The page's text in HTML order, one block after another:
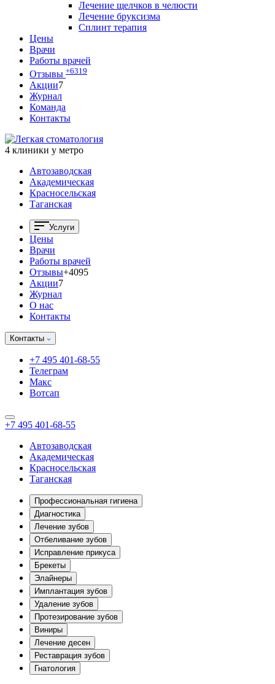
Лечение щелчков в челюсти
Лечение бруксизма
Сплинт терапия
Цены
Врачи
Работы врачей
Отзывы +6319
Акции7
Журнал
Команда
Контакты
4 клиники у метро
Автозаводская
Академическая
Красносельская
Таганская
Услуги
Цены
Врачи
Работы врачей
Отзывы+4095
Акции7
Журнал
О нас
Контакты
Контакты
+7 495 401-68-55
Телеграм
Макс
Вотсап
+7 495 401-68-55
Автозаводская
Академическая
Красносельская
Таганская
Профессиональная гигиена
Диагностика
Лечение зубов
Отбеливание зубов
Исправление прикуса
Брекеты
Элайнеры
Имплантация зубов
Удаление зубов
Протезирование зубов
Виниры
Лечение десен
Реставрация зубов
Гнатология